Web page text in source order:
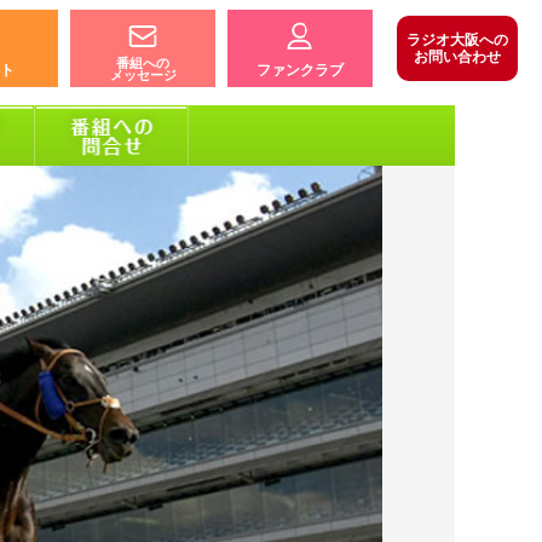
番組への
メッセージ
ファンクラブ
ラジオ大阪への
お問い合わせ